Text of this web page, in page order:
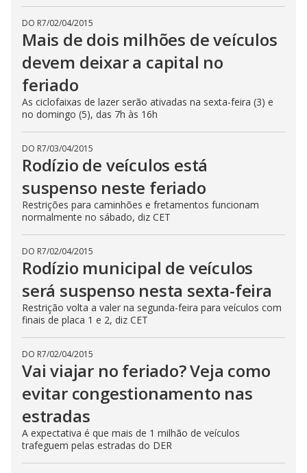
DO R7/02/04/2015
Mais de dois milhões de veículos
devem deixar a capital no
feriado
As ciclofaixas de lazer serão ativadas na sexta-feira (3) e
no domingo (5), das 7h às 16h
DO R7/03/04/2015
Rodízio de veículos está
suspenso neste feriado
Restrições para caminhões e fretamentos funcionam
normalmente no sábado, diz CET
DO R7/02/04/2015
Rodízio municipal de veículos
será suspenso nesta sexta-feira
Restrição volta a valer na segunda-feira para veículos com
finais de placa 1 e 2, diz CET
DO R7/02/04/2015
Vai viajar no feriado? Veja como
evitar congestionamento nas
estradas
A expectativa é que mais de 1 milhão de veículos
trafeguem pelas estradas do DER